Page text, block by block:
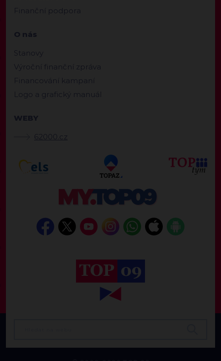
Finanční podpora
O nás
Stanovy
Výroční finanční zpráva
Financování kampaní
Logo a grafický manuál
WEBY
62000.cz